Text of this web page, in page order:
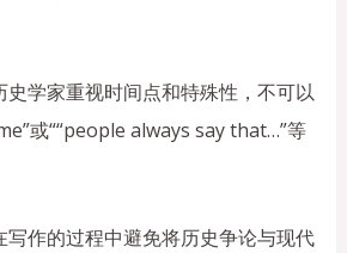
史学家重视时间点和特殊性，不可以
或““people always say that…”等
写作的过程中避免将历史争论与现代